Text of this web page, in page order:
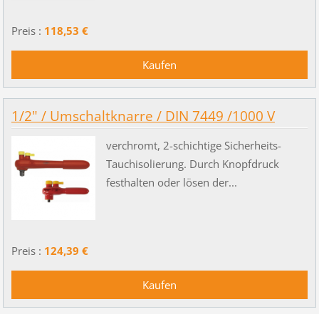
Preis : 118,53 €
1/2" / Umschaltknarre / DIN 7449 /1000 V
verchromt, 2-schichtige Sicherheits-
Tauchisolierung. Durch Knopfdruck
festhalten oder lösen der...
Preis : 124,39 €